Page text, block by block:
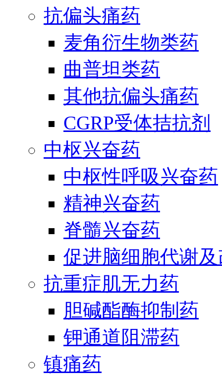
抗偏头痛药
麦角衍生物类药
曲普坦类药
其他抗偏头痛药
CGRP受体拮抗剂
中枢兴奋药
中枢性呼吸兴奋药
精神兴奋药
脊髓兴奋药
促进脑细胞代谢
抗重症肌无力药
胆碱酯酶抑制药
钾通道阻滞药
镇痛药